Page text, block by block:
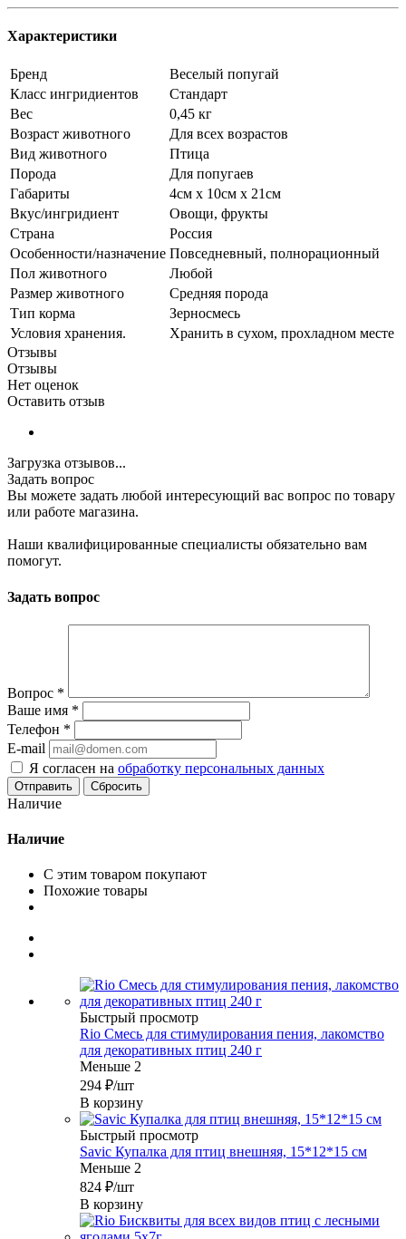
Характеристики
Бренд
Веселый попугай
Класс ингридиентов
Стандарт
Вес
0,45 кг
Возраст животного
Для всех возрастов
Вид животного
Птица
Порода
Для попугаев
Габариты
4см x 10см x 21см
Вкус/ингридиент
Овощи, фрукты
Страна
Россия
Особенности/назначение Повседневный, полнорационный
Пол животного
Любой
Размер животного
Средняя порода
Тип корма
Зерносмесь
Условия хранения.
Хранить в сухом, прохладном месте
Отзывы
Отзывы
Нет оценок
Оставить отзыв
Загрузка отзывов...
Задать вопрос
Вы можете задать любой интересующий вас вопрос по товару
или работе магазина.
Наши квалифицированные специалисты обязательно вам
помогут.
Задать вопрос
Вопрос *
Ваше имя *
Телефон *
E-mail
Я согласен на обработку персональных данных
Сбросить
Наличие
Наличие
С этим товаром покупают
Похожие товары
Быстрый просмотр
Rio Смесь для стимулирования пения, лакомство
для декоративных птиц 240 г
Меньше 2
294 ₽/шт
В корзину
Быстрый просмотр
Savic Купалка для птиц внешняя, 15*12*15 см
Меньше 2
824 ₽/шт
В корзину